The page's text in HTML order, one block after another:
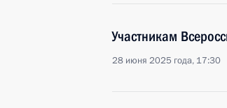
Участникам
28 июня 2025 года, 17:30